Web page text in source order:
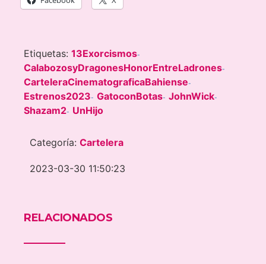
Etiquetas: 13Exorcismos-
CalabozosyDragonesHonorEntreLadrones-
CarteleraCinematograficaBahiense-
Estrenos2023- GatoconBotas- JohnWick-
Shazam2- UnHijo
Categoría: Cartelera
2023-03-30 11:50:23
RELACIONADOS